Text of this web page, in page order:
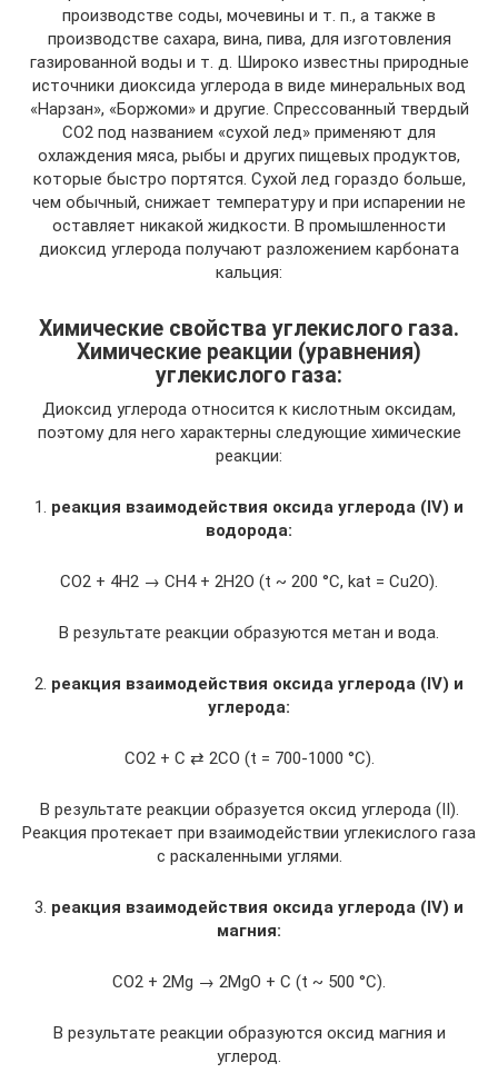
производстве соды, мочевины и т. п., а также в
производстве сахара, вина, пива, для изготовления
газированной воды и т. д. Широко известны природные
источники диоксида углерода в виде минеральных вод
«Нарзан», «Боржоми» и другие. Спрессованный твердый
CO2 под названием «сухой лед» применяют для
охлаждения мяса, рыбы и других пищевых продуктов,
которые быстро портятся. Сухой лед гораздо больше,
чем обычный, снижает температуру и при испарении не
оставляет никакой жидкости. В промышленности
диоксид углерода получают разложением карбоната
кальция:
Химические свойства углекислого газа.
Химические реакции (уравнения)
углекислого газа:
Диоксид углерода относится к кислотным оксидам,
поэтому для него характерны следующие химические
реакции:
1. реакция взаимодействия оксида углерода (IV) и
водорода:
CO2 + 4H2 → CH4 + 2H2O (t ~ 200 °C, kat = Cu2O).
В результате реакции образуются метан и вода.
2. реакция взаимодействия оксида углерода (IV) и
углерода:
CO2 + C ⇄ 2CO (t = 700-1000 °C).
В результате реакции образуется оксид углерода (II).
Реакция протекает при взаимодействии углекислого газа
с раскаленными углями.
3. реакция взаимодействия оксида углерода (IV) и
магния:
CO2 + 2Mg → 2MgO + C (t ~ 500 °C).
В результате реакции образуются оксид магния и
углерод.